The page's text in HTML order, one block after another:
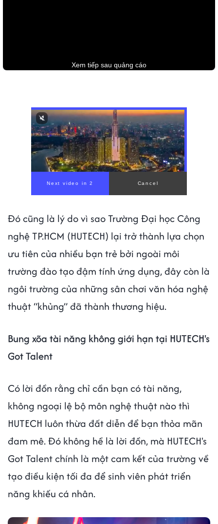
Đó cũng là lý do vì sao Trường Đại học Công
nghệ TP.HCM (HUTECH) lại trở thành lựa chọn
ưu tiên của nhiều bạn trẻ bởi ngoài môi
trường đào tạo đậm tính ứng dụng, đây còn là
ngôi trường của những sân chơi văn hóa nghệ
thuật “khủng” đã thành thương hiệu.
Bung xõa tài năng không giới hạn tại HUTECH's
Got Talent
Có lời đồn rằng chỉ cần bạn có tài năng,
không ngoại lệ bộ môn nghệ thuật nào thì
HUTECH luôn thừa đất diễn để bạn thỏa mãn
đam mê. Đó không hề là lời đồn, mà HUTECH's
Got Talent chính là một cam kết của trường về
tạo điều kiện tối đa để sinh viên phát triển
năng khiếu cá nhân.